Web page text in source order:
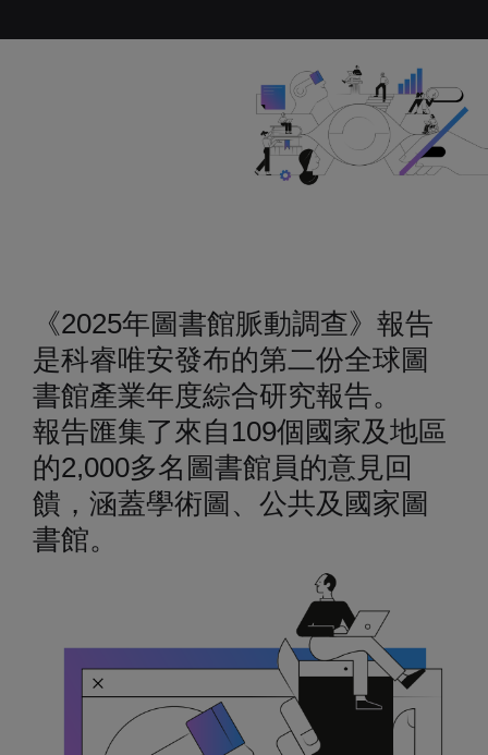
《2025年圖書館脈動調查》報告
是科睿唯安發布的第二份全球圖
書館產業年度綜合研究報告。
報告匯集了來自109個國家及地區
的2,000多名圖書館員的意見回
饋，涵蓋學術圖、公共及國家圖
書館。